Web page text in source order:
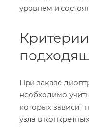
уровнем и
При заказе
необходимо
которых зависит
узла в